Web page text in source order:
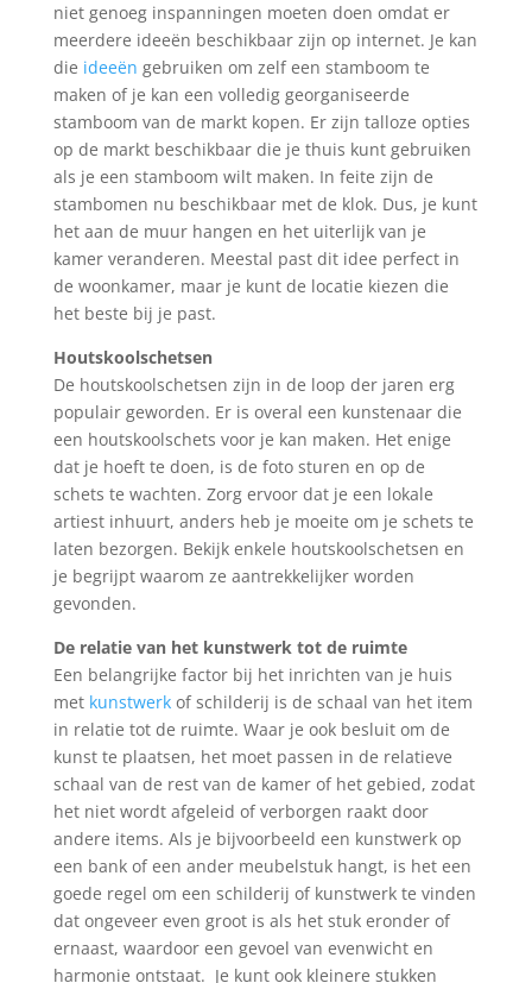
niet genoeg inspanningen moeten doen omdat er
meerdere ideeën beschikbaar zijn op internet. Je kan
die ideeën gebruiken om zelf een stamboom te
maken of je kan een volledig georganiseerde
stamboom van de markt kopen. Er zijn talloze opties
op de markt beschikbaar die je thuis kunt gebruiken
als je een stamboom wilt maken. In feite zijn de
stambomen nu beschikbaar met de klok. Dus, je kunt
het aan de muur hangen en het uiterlijk van je
kamer veranderen. Meestal past dit idee perfect in
de woonkamer, maar je kunt de locatie kiezen die
het beste bij je past.
Houtskoolschetsen
De houtskoolschetsen zijn in de loop der jaren erg
populair geworden. Er is overal een kunstenaar die
een houtskoolschets voor je kan maken. Het enige
dat je hoeft te doen, is de foto sturen en op de
schets te wachten. Zorg ervoor dat je een lokale
artiest inhuurt, anders heb je moeite om je schets te
laten bezorgen. Bekijk enkele houtskoolschetsen en
je begrijpt waarom ze aantrekkelijker worden
gevonden.
De relatie van het kunstwerk tot de ruimte
Een belangrijke factor bij het inrichten van je huis
met kunstwerkof schilderij is de schaal van het item
in relatie tot de ruimte. Waar je ook besluit om de
kunst te plaatsen, het moet passen in de relatieve
schaal van de rest van de kamer of het gebied, zodat
het niet wordt afgeleid of verborgen raakt door
andere items. Als je bijvoorbeeld een kunstwerk op
een bank of een ander meubelstuk hangt, is het een
goede regel om een ​​schilderij of kunstwerk te vinden
dat ongeveer even groot is als het stuk eronder of
ernaast, waardoor een gevoel van evenwicht en
harmonie ontstaat. Je kunt ook kleinere stukken